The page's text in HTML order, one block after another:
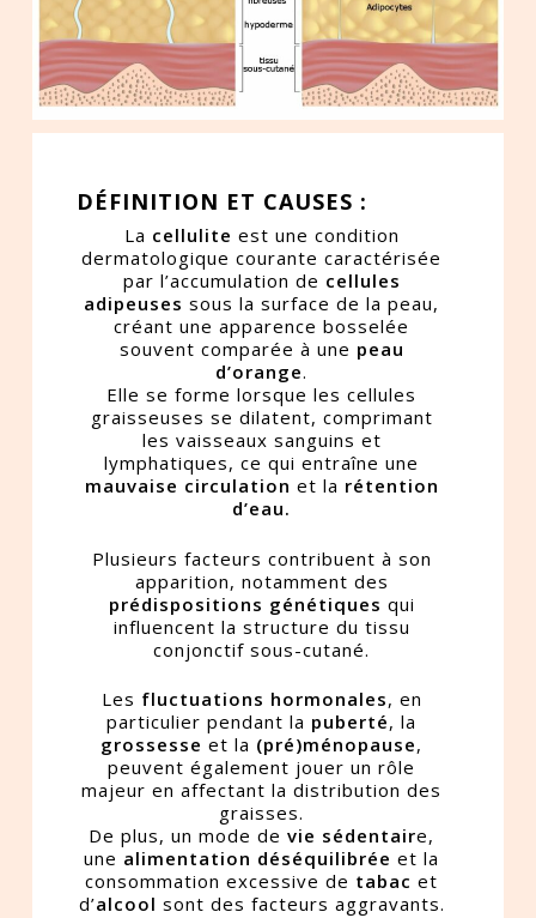
DÉFINITION ET CAUSES :
La cellulite est une condition
dermatologique courante caractérisée
par l’accumulation de cellules
adipeuses sous la surface de la peau,
créant une apparence bosselée
souvent comparée à une peau
d’orange.
Elle se forme lorsque les cellules
graisseuses se dilatent, comprimant
les vaisseaux sanguins et
lymphatiques, ce qui entraîne une
mauvaise circulation et la rétention
d’eau.
Plusieurs facteurs contribuent à son
apparition, notamment des
prédispositions génétiques qui
influencent la structure du tissu
conjonctif sous-cutané.
Les fluctuations hormonales, en
particulier pendant la puberté, la
grossesse et la (pré)ménopause,
peuvent également jouer un rôle
majeur en affectant la distribution des
graisses.
De plus, un mode devie sédentaire,
une alimentation déséquilibrée et la
consommation excessive de tabac et
d’alcool sont des facteurs aggravants.